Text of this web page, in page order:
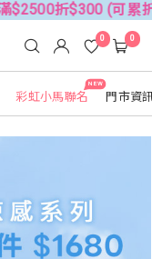
$2500折$300 (可累
NEW
彩虹小馬聯名 門市資
0 0